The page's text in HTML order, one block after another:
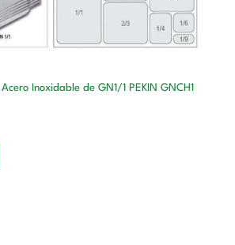
Inoxidable de GN1/1 PEKIN GNCH1